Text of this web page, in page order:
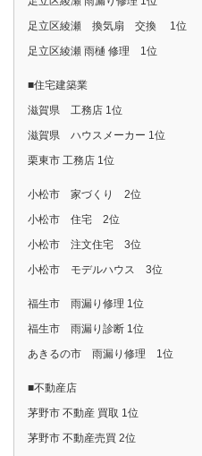
足立区綾瀬 換気扇 交換 1位
足立区綾瀬 雨樋 修理 1位
■住宅建築業
滋賀県 工務店 1位
滋賀県 ハウスメーカー 1位
栗東市 工務店 1位
小松市 家づくり 2位
小松市 住宅 2位
小松市 注文住宅 3位
小松市 モデルハウス 3位
福生市 雨漏り修理 1位
福生市 雨漏り診断 1位
あきるの市 雨漏り修理 1位
■不動産店
茅野市 不動産 買取 1位
茅野市 不動産売買 2位